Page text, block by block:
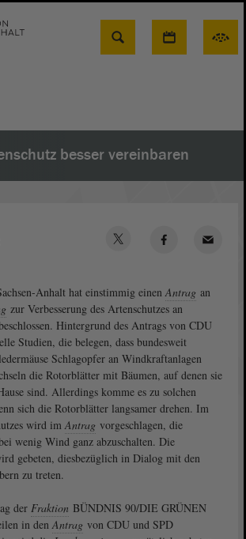
Suche
besser vereinbaren
Anhalt hat einstimmig einenAntrag an
zur Verbesserung des Artenschutzes an
Hintergrund des Antrags von CDU
Studien, die belegen, dass bundesweit
Schlagopfer an Windkraftanlagen
die Rotorblätter mit Bäumen, auf denen sie
sind. Allerdings komme es zu solchen
sich die Rotorblätter langsamer drehen. Im
wird imAntrag vorgeschlagen, die
wenig Wind ganz abzuschalten. Die
gebeten, diesbezüglich in Dialog mit den
zu treten.
der Fraktion BÜNDNIS 90/DIE GRÜNEN
in denAntrag von CDU und SPD